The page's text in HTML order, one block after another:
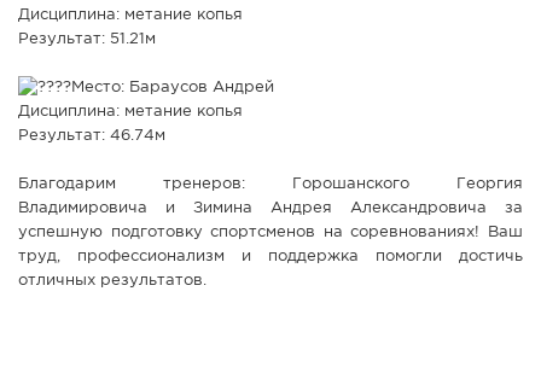
Дисциплина: метание копья
Результат: 51.21м
Место: Бараусов Андрей
Дисциплина: метание копья
Результат: 46.74м
Благодарим тренеров: Горошанского Георгия
Владимировича и Зимина Андрея Александровича за
успешную подготовку спортсменов на соревнованиях! Ваш
труд, профессионализм и поддержка помогли достичь
отличных результатов.